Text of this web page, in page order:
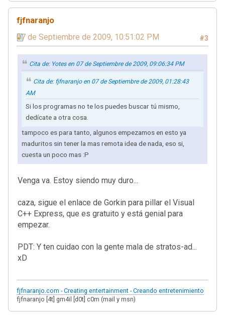
fjfnaranjo
#3
07 de Septiembre de 2009, 10:51:02 PM
Cita de: Yotes en 07 de Septiembre de 2009, 09:06:34 PM
Cita de: fjfnaranjo en 07 de Septiembre de 2009, 01:28:43
AM
Si los programas no te los puedes buscar tú mismo,
dedícate a otra cosa.
tampoco es para tanto, algunos empezamos en esto ya
maduritos sin tener la mas remota idea de nada, eso si,
cuesta un poco mas :P
Venga va. Estoy siendo muy duro...
caza, sigue el enlace de Gorkin para pillar el Visual
C++ Express, que es gratuito y está genial para
empezar.
PDT: Y ten cuidao con la gente mala de stratos-ad...
xD
fjfnaranjo.com - Creating entertainment - Creando entretenimiento
fjfnaranjo [4t] gm4il [d0t] c0m (mail y msn)